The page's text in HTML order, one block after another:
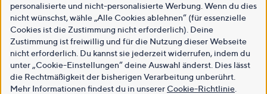
personalisierte und nicht-personalisierte Werbung. Wenn du dies
nicht wünschst, wähle „Alle Cookies ablehnen“ (für essenzielle
Cookies ist die Zustimmung nicht erforderlich). Deine
Zustimmung ist freiwillig und für die Nutzung dieser Webseite
nicht erforderlich. Du kannst sie jederzeit widerrufen, indem du
unter „Cookie-Einstellungen“ deine Auswahl änderst. Dies lässt
die Rechtmäßigkeit der bisherigen Verarbeitung unberührt.
Mehr Informationen findest du in unsererCookie-Richtlinie